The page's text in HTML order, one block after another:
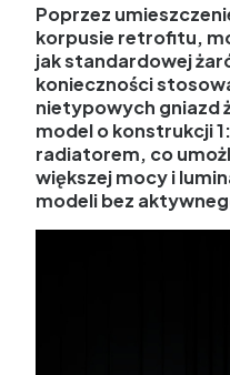
Poprzez
korpusie retrofitu,
jak standardowej
konieczności
nietypowych gniazd
model o konstrukcji
radiatorem, co
większej mocy i
modeli bez